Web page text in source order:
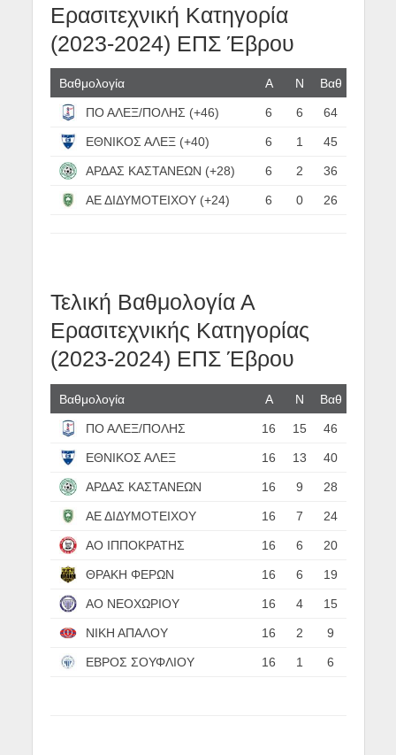
Ερασιτεχνική Κατηγορία
(2023-2024) ΕΠΣ Έβρου
Βαθμολογία Α N Βαθ
ΠΟ ΑΛΕΞ/ΠΟΛΗΣ (+46) 6 6 64
ΕΘΝΙΚΟΣ ΑΛΕΞ (+40) 6 1 45
ΑΡΔΑΣ ΚΑΣΤΑΝΕΩΝ (+28) 6 2 36
ΑΕ ΔΙΔΥΜΟΤΕΙΧΟΥ (+24) 6 0 26
Τελική Βαθμολογία Α
Ερασιτεχνικής Κατηγορίας
(2023-2024) ΕΠΣ Έβρου
Βαθμολογία Α N Βαθ
ΠΟ ΑΛΕΞ/ΠΟΛΗΣ 16 15 46
ΕΘΝΙΚΟΣ ΑΛΕΞ 16 13 40
ΑΡΔΑΣ ΚΑΣΤΑΝΕΩΝ 16 9 28
ΑΕ ΔΙΔΥΜΟΤΕΙΧΟΥ 16 7 24
ΑΟ ΙΠΠΟΚΡΑΤΗΣ 16 6 20
ΘΡΑΚΗ ΦΕΡΩΝ 16 6 19
ΑΟ ΝΕΟΧΩΡΙΟΥ 16 4 15
ΝΙΚΗ ΑΠΑΛΟΥ 16 2 9
ΕΒΡΟΣ ΣΟΥΦΛΙΟΥ 16 1 6